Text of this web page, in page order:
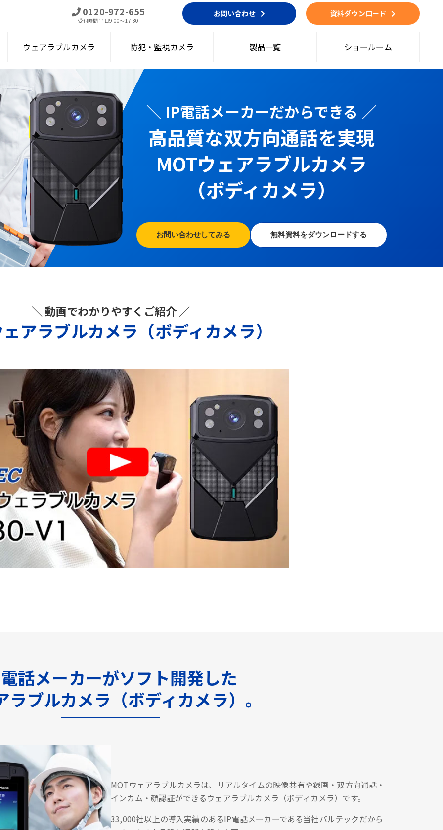
0120-972-655
受付時間平日9:00～17:30
お問い合わせ 資料ダウンロード
ウェアラブルカメラ 防犯・監視カメラ 製品一覧 ショールーム
ラブルカメラ（ボディカメラ）｜通話・現場遠隔確認・録画・顔認証
＼ IP電話メーカーだからできる ／
高品質な双方向通話を実現
MOTウェアラブルカメラ
（ボディカメラ）
お問い合わせしてみる 無料資料をダウンロードする
＼ 動画でわかりやすくご紹介 ／
アラブルカメラ（ボディカメラ）
話メーカーがソフト開発した
ラブルカメラ（ボディカメラ）。
MOTウェアラブルカメラは、リアルタイムの映像共有や録画・双方向通話・
インカム・顔認証ができるウェアラブルカメラ（ボディカメラ）です。
33,000社以上の導入実績のあるIP電話メーカーである当社バルテックだから